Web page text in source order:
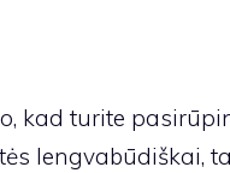
kad turite
lengvabūdiškai,